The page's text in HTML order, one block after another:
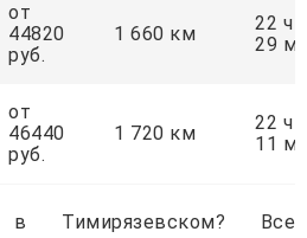
от
44820
руб.
1 660 км
22 ч
29
от
46440
руб.
1 720 км
22 ч
11
в Тимирязевском? Все